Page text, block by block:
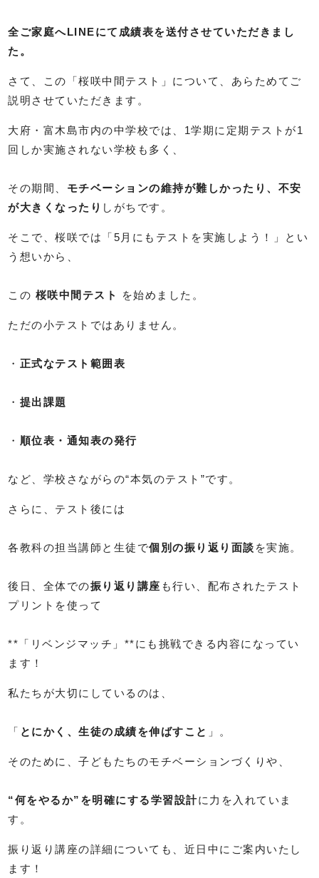
全ご家庭へLINEにて成績表を送付させていただきまし
た。
さて、この「桜咲中間テスト」について、あらためてご
説明させていただきます。
大府・富木島市内の中学校では、1学期に定期テストが1
回しか実施されない学校も多く、
その期間、 モチベーションの維持が難しかったり、不安
が大きくなったり しがちです。
そこで、桜咲では「5月にもテストを実施しよう！」とい
う想いから、
この 桜咲中間テスト を始めました。
ただの小テストではありません。
・ 正式なテスト範囲表
・ 提出課題
・ 順位表・通知表の発行
など、学校さながらの“本気のテスト”です。
さらに、テスト後には
各教科の担当講師と生徒で個別の振り返り面談 を実施。
後日、全体での振り返り講座 も行い、配布されたテスト
プリントを使って
**「リベンジマッチ」**にも挑戦できる内容になってい
ます！
私たちが大切にしているのは、
「 とにかく、生徒の成績を伸ばすこと 」。
そのために、子どもたちのモチベーションづくりや、
“何をやるか”を明確にする学習設計に力を入れていま
す。
振り返り講座の詳細についても、近日中にご案内いたし
ます！